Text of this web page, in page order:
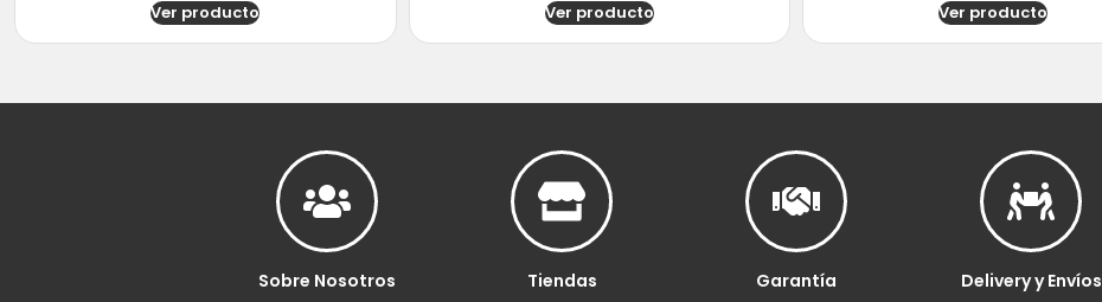
Ver producto Ver producto Ver producto
Sobre Nosotros Tiendas Garantía Delivery y Envíos